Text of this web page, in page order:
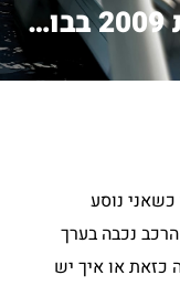
ברשותי סובארו בי 4 שנת 2009 בבוקר כשא...
4 שנת 2009 בבוקר כשאני נוסע
נכבה בערך
כזאת או איך יש